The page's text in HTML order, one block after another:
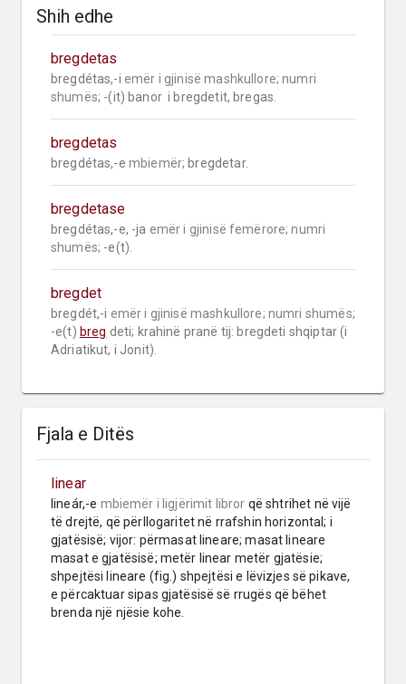
Shih edhe
bregdetas
bregdétas,-i emër i gjinisë mashkullore; numri
shumës; -(it) banor  i bregdetit, bregas.
bregdetas
bregdétas,-e mbiemër; bregdetar.
bregdetase
bregdétas,-e, -ja emër i gjinisë femërore; numri
shumës; -e(t).
bregdet
bregdét,-i emër i gjinisë mashkullore; numri shumës;
-e(t) breg deti; krahinë pranë tij: bregdeti shqiptar (i
Adriatikut, i Jonit).
Fjala e Ditës
linear
lineár,-e mbiemër i ligjërimit libror që shtrihet në vijë
të drejtë, që përllogaritet në rrafshin horizontal; i
gjatësisë; vijor: përmasat lineare; masat lineare
masat e gjatësisë; metër linear metër gjatësie;
shpejtësi lineare (fig.) shpejtësi e lëvizjes së pikave,
e përcaktuar sipas gjatësisë së rrugës që bëhet
brenda një njësie kohe.